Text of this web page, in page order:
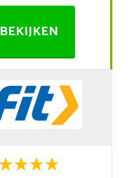
BEKIJKEN